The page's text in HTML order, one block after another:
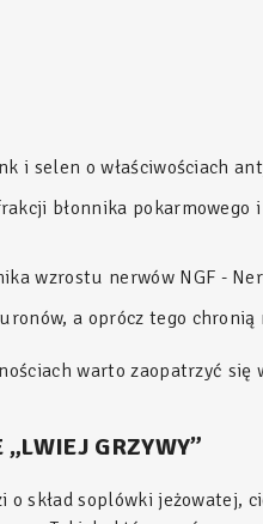
i selen o właściwościach
błonnika
wzrostu nerwów NGF -
a oprócz tego chronią
warto zaopatrzyć
GRZYWY”
skład soplówki jeżowatej,